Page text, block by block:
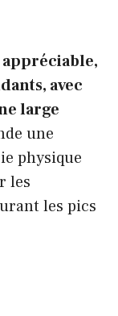
avec
large
une
physique
les
les pics